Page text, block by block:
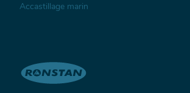
Accastillage marin